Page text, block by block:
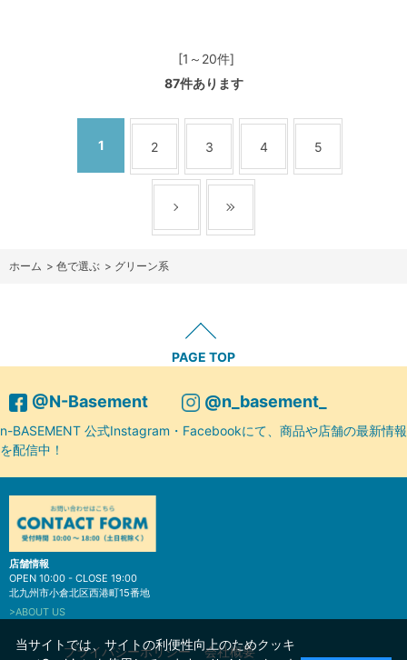
[1～20件]
87件あります
1 2 3 4 5
ホーム > 色で選ぶ > グリーン系
PAGE TOP
@N-Basement @n_basement_
n-BASEMENT 公式Instagram・Facebookにて、商品や店舗の最新情報
を配信中！
店舗情報
OPEN 10:00 - CLOSE 19:00
北九州市小倉北区西港町15番地
>ABOUT US
プライバシーポリシー 会社概要
当サイトでは、サイトの利便性向上のためクッキ